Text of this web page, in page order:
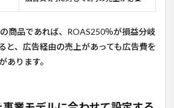
商品であれば、ROAS250％が損益分岐
と、広告経由の売上があっても広告費を
あります。